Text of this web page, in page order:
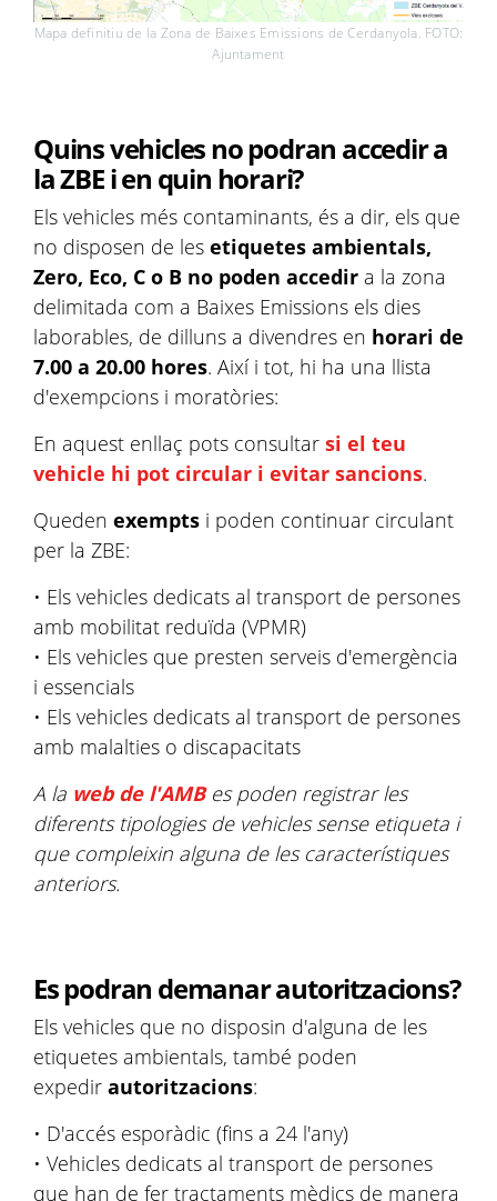
Mapa definitiu de la Zona de Baixes Emissions de Cerdanyola. FOTO:
Ajuntament
Quins vehicles no podran accedir a
la ZBE i en quin horari?
Els vehicles més contaminants, és a dir, els que
no disposen de les etiquetes ambientals,
Zero, Eco, C o B no poden accedir a la zona
delimitada com a Baixes Emissions els dies
laborables, de dilluns a divendres en horari de
7.00 a 20.00 hores. Així i tot, hi ha una llista
d'exempcions i moratòries:
En aquest enllaç pots consultar si el teu
vehicle hi pot circular i evitar sancions.
Queden exempts i poden continuar circulant
per la ZBE:
• Els vehicles dedicats al transport de persones
amb mobilitat reduïda (VPMR)
• Els vehicles que presten serveis d'emergència
i essencials
• Els vehicles dedicats al transport de persones
amb malalties o discapacitats
A la web de l'AMBes poden registrar les
diferents tipologies de vehicles sense etiqueta i
que compleixin alguna de les característiques
anteriors.
Es podran demanar autoritzacions?
Els vehicles que no disposin d'alguna de les
etiquetes ambientals, també poden
expedir autoritzacions:
• D'accés esporàdic (fins a 24 l'any)
• Vehicles dedicats al transport de persones
que han de fer tractaments mèdics de manera